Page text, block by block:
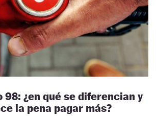
98: ¿en qué se diferencian y
la pena pagar más?